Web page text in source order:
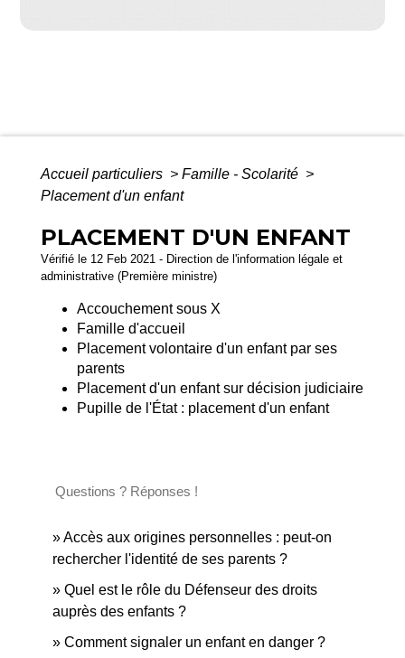
Accueil particuliers > Famille - Scolarité >
Placement d'un enfant
PLACEMENT D'UN ENFANT
Vérifié le 12 Feb 2021 - Direction de l'information légale et
administrative (Première ministre)
Accouchement sous X
Famille d'accueil
Placement volontaire d'un enfant par ses
parents
Placement d'un enfant sur décision judiciaire
Pupille de l'État : placement d'un enfant
Questions ? Réponses !
Accès aux origines personnelles : peut-on
rechercher l'identité de ses parents ?
Quel est le rôle du Défenseur des droits
auprès des enfants ?
Comment signaler un enfant en danger ?